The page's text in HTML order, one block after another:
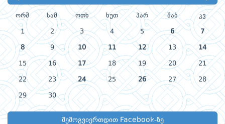
ორშ სამ ოთხ ხუთ პარ შაბ კვ
1 2 3 4 5 6 7
8 9 10 11 12 13 14
15 16 17 18 19 20 21
22 23 24 25 26 27 28
29 30
შემოგვიერთდით Facebook-ზე